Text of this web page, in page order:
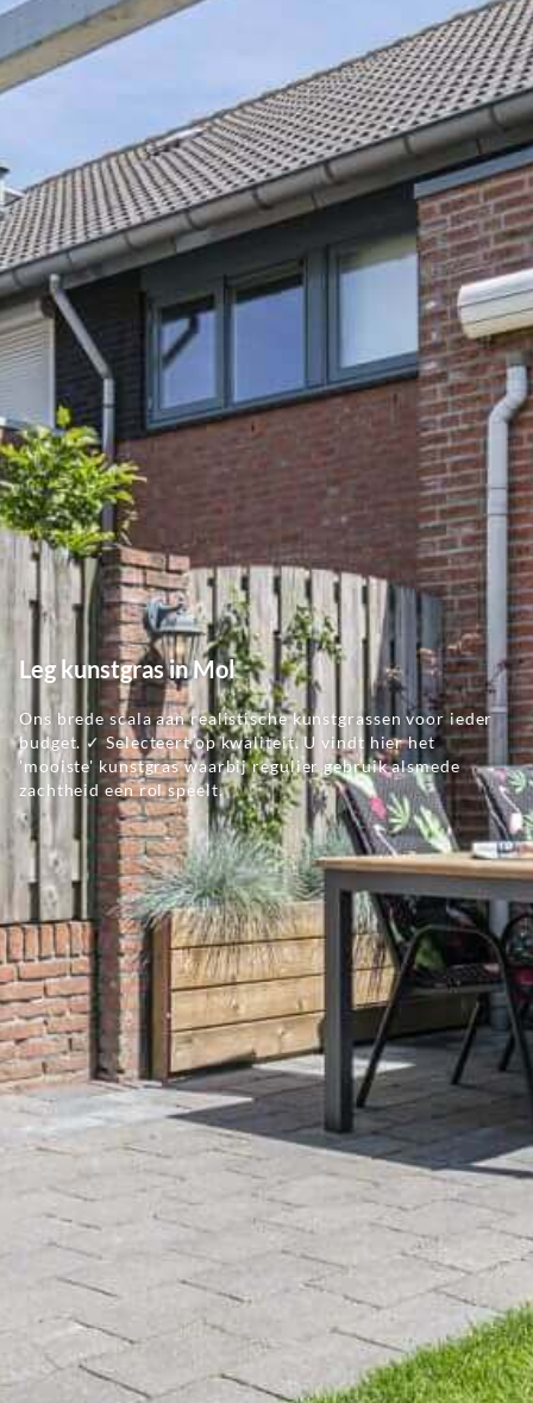
Leg kunstgras in Mol
Ons brede scala aan realistische kunstgrassen voor ieder
budget. ✓ Selecteert op kwaliteit. U vindt hier het
'mooiste' kunstgras waarbij regulier gebruik alsmede
zachtheid een rol speelt.